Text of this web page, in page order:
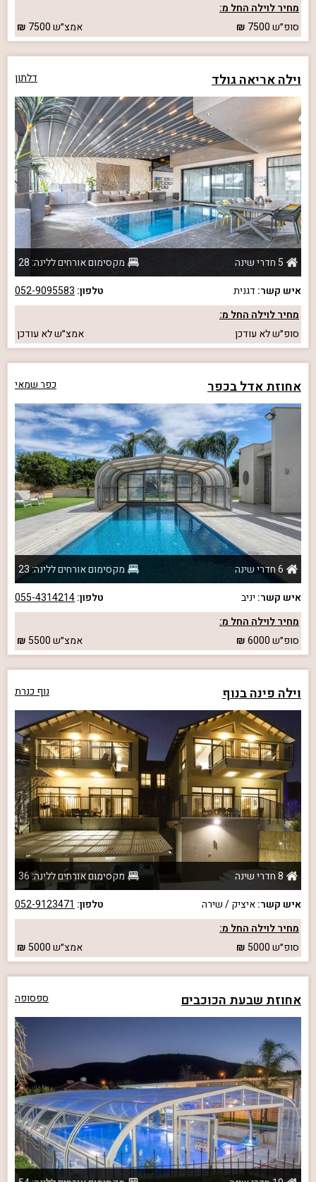
מחיר לוילה החל מ:
סופ״ש7500 אמצ״ש7500
וילה אריאה גולד דלתון
5 חדרי שינה
מקסימום אורחים ללינה: 28
איש קשר: דגנית טלפון: 052-9095583
מחיר לוילה החל מ:
סופ״שלא עודכן אמצ״שלא עודכן
אחוזת אדל בכפר כפר שמאי
6 חדרי שינה
מקסימום אורחים ללינה: 23
איש קשר: יניב טלפון:055-4314214
מחיר לוילה החל מ:
סופ״ש6000 אמצ״ש5500
וילה פינה בנוף נוף כנרת
8 חדרי שינה
מקסימום אורחים ללינה: 36
איש קשר:איציק / שירה טלפון: 052-9123471
מחיר לוילה החל מ:
סופ״ש5000 אמצ״ש5000
אחוזת שבעת הכוכבים ספסופה